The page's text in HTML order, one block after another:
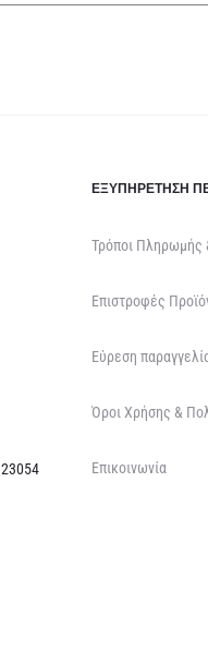
ΕΞΥΠΗΡΈΤΗΣΗ
Τρόποι Πληρωμής
Επιστροφές
Εύρεση
Όροι Χρήσης &
Επικοινωνία